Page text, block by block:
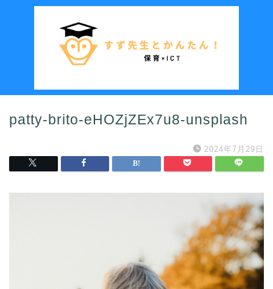
patty-brito-eHOZjZEx7u8-unsplash
2024年7月29日